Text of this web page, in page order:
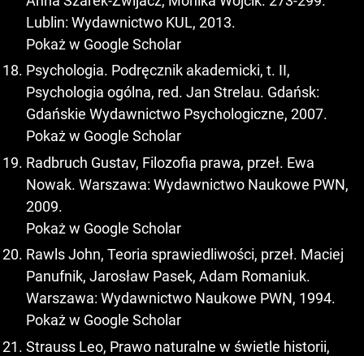
Lublin: Wydawnictwo KUL, 2013.
Pokaż w Google Scholar
Psychologia. Podręcznik akademicki, t. II,
Psychologia ogólna, red. Jan Strelau. Gdańsk:
Gdańskie Wydawnictwo Psychologiczne, 2007.
Pokaż w Google Scholar
Radbruch Gustav, Filozofia prawa, przeł. Ewa
Nowak. Warszawa: Wydawnictwo Naukowe PWN,
2009.
Pokaż w Google Scholar
Rawls John, Teoria sprawiedliwości, przeł. Maciej
Panufnik, Jarosław Pasek, Adam Romaniuk.
Warszawa: Wydawnictwo Naukowe PWN, 1994.
Pokaż w Google Scholar
Strauss Leo, Prawo naturalne w świetle historii,